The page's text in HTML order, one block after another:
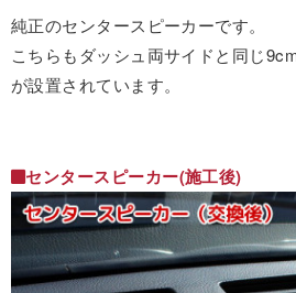
純正のセンタースピーカーです。
こちらもダッシュ両サイドと同じ
が設置されています。
センタースピーカー(施工後)